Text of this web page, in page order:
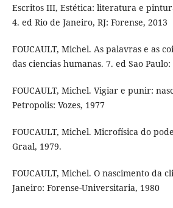
Escritos III, Estética: literatura e
4. ed Rio de Janeiro, RJ: Forense, 2013
FOUCAULT, Michel. As palavras e as
das ciencias humanas. 7. ed Sao
FOUCAULT, Michel. Vigiar e punir:
Petropolis: Vozes, 1977
FOUCAULT, Michel. Microfísica do
Graal, 1979.
FOUCAULT, Michel. O nascimento da
Janeiro: Forense-Universitaria, 1980